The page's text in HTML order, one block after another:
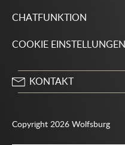
CHATFUNKTION
COOKIE EINSTELLUNGEN
KONTAKT
Copyright 2026 Wolfsburg